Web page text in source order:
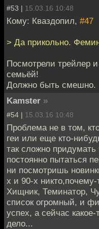
#53 | 15.03.16 10:48
Кому: Кваздопил, #47
> Да прикольно.
Посмотрели трейлер
семьёй!
Должно быть смешно.
Kamster »
#54 | 15.03.16 10:48
Проблема не в том,
геи или еще кто-
так сложно
постоянно пытаться
ни посмотришь
х и 90-х
Хищник, Теминатор,
список огромный, и
успех, а сейчас
дело...